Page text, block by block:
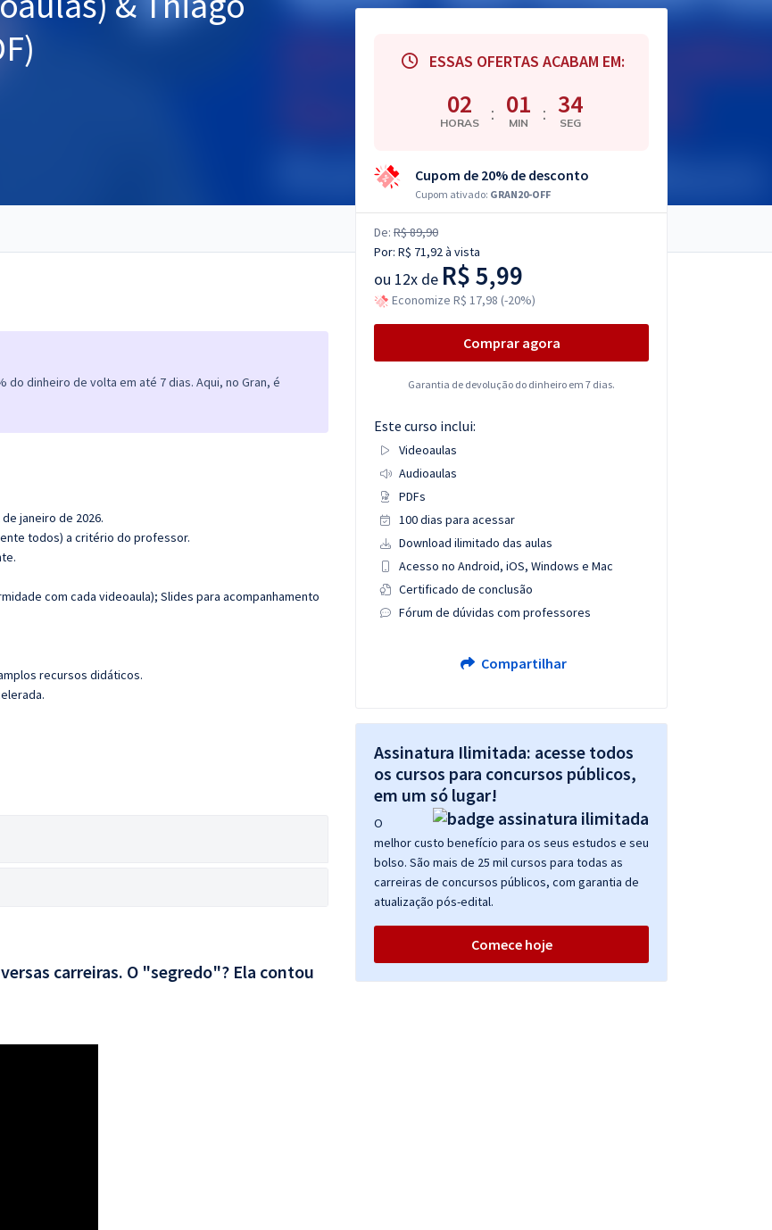
dinheiro de volta em até 7 dias. Aqui, no Gran, é
de janeiro de 2026.
todos) a critério do professor.
com cada videoaula); Slides para acompanhamento
recursos didáticos.
carreiras. O "segredo"? Ela contou
ESSAS OFERTAS ACABAM EM:
02
HORAS : 01
MIN : 33
SEG
Cupom de 20% de desconto
Cupom ativado: GRAN20-OFF
De: R$ 89,90
Por: R$ 71,92à vista
ou 12x de R$ 5,99
Economize R$ 17,98 (-20%)
Comprar agora
Garantia de devolução do dinheiro em 7 dias.
Este curso inclui:
Videoaulas
Audioaulas
PDFs
100 dias para acessar
Download ilimitado das aulas
Acesso no Android, iOS, Windows e Mac
Certificado de conclusão
Fórum de dúvidas com professores
Compartilhar
Assinatura Ilimitada: acesse todos
os cursos para concursos públicos,
em um só lugar!
O
melhor custo benefício para os seus estudos e seu
bolso. São mais de 25 mil cursos para todas as
carreiras de concursos públicos, com garantia de
atualização pós-edital.
Comece hoje